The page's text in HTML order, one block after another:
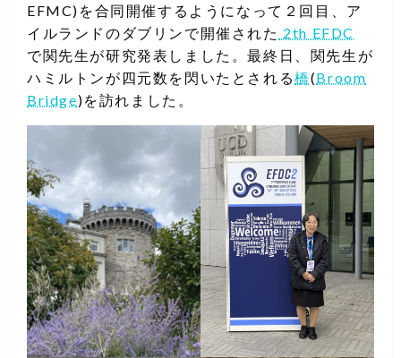
EFMC)を合同開催するようになって２回目、ア
イルランドのダブリンで開催された 2th EFDC
で関先生が研究発表しました。最終日、関先生が
ハミルトンが四元数を閃いたとされる橋(Broom
Bridge)を訪れました。